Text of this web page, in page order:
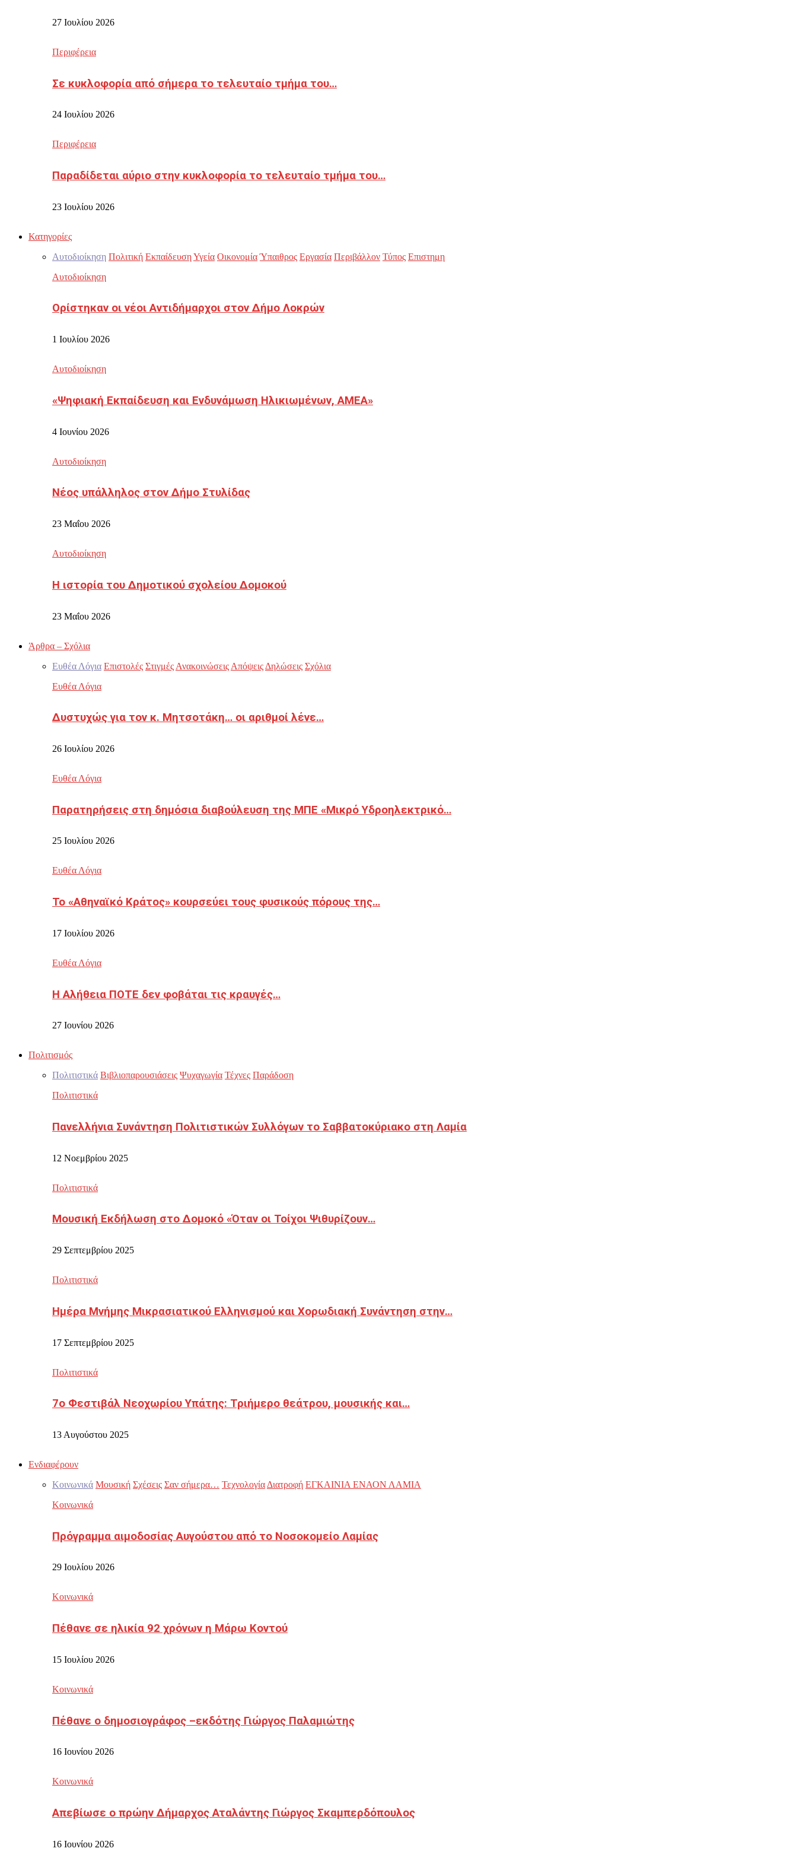
27 Ιουλίου 2026
Περιφέρεια
Σε κυκλοφορία από σήμερα το τελευταίο τμήμα του…
24 Ιουλίου 2026
Περιφέρεια
Παραδίδεται αύριο στην κυκλοφορία το τελευταίο τμήμα του…
23 Ιουλίου 2026
Κατηγορίες
Αυτοδιοίκηση Πολιτική ΕκπαίδευσηΥγεία Οικονομία Ύπαιθρος Εργασία Περιβάλλον Τύπος Επιστημη
Αυτοδιοίκηση
Ορίστηκαν οι νέοι Αντιδήμαρχοι στον Δήμο Λοκρών
1 Ιουλίου 2026
Αυτοδιοίκηση
«Ψηφιακή Εκπαίδευση και Ενδυνάμωση Ηλικιωμένων, ΑΜΕΑ»
4 Ιουνίου 2026
Αυτοδιοίκηση
Νέος υπάλληλος στον Δήμο Στυλίδας
23 Μαΐου 2026
Αυτοδιοίκηση
Η ιστορία του Δημοτικού σχολείου Δομοκού
23 Μαΐου 2026
Άρθρα – Σχόλια
Ευθέα Λόγια Επιστολές Στιγμές Ανακοινώσεις Απόψεις Δηλώσεις Σχόλια
Ευθέα Λόγια
Δυστυχώς για τον κ. Μητσοτάκη… οι αριθμοί λένε…
26 Ιουλίου 2026
Ευθέα Λόγια
Παρατηρήσεις στη δημόσια διαβούλευση της ΜΠΕ «Μικρό Υδροηλεκτρικό…
25 Ιουλίου 2026
Ευθέα Λόγια
Το «Αθηναϊκό Κράτος» κουρσεύει τους φυσικούς πόρους της…
17 Ιουλίου 2026
Ευθέα Λόγια
Η Αλήθεια ΠΟΤΕ δεν φοβάται τις κραυγές…
27 Ιουνίου 2026
Πολιτισμός
Πολιτιστικά Βιβλιοπαρουσιάσεις Ψυχαγωγία Τέχνες Παράδοση
Πολιτιστικά
Πανελλήνια Συνάντηση Πολιτιστικών Συλλόγων το Σαββατοκύριακο στη Λαμία
12 Νοεμβρίου 2025
Πολιτιστικά
Μουσική Εκδήλωση στο Δομοκό «Όταν οι Τοίχοι Ψιθυρίζουν…
29 Σεπτεμβρίου 2025
Πολιτιστικά
Ημέρα Μνήμης Μικρασιατικού Ελληνισμού και Χορωδιακή Συνάντηση στην…
17 Σεπτεμβρίου 2025
Πολιτιστικά
7ο Φεστιβάλ Νεοχωρίου Υπάτης: Τριήμερο θεάτρου, μουσικής και…
13 Αυγούστου 2025
Ενδιαφέρουν
Κοινωνικά Μουσική Σχέσεις Σαν σήμερα… Τεχνολογία Διατροφή ΕΓΚΑΙΝΙΑ ΕΝΑΟΝ ΛΑΜΙΑ
Κοινωνικά
Πρόγραμμα αιμοδοσίας Αυγούστου από το Νοσοκομείο Λαμίας
29 Ιουλίου 2026
Κοινωνικά
Πέθανε σε ηλικία 92 χρόνων η Μάρω Κοντού
15 Ιουλίου 2026
Κοινωνικά
Πέθανε ο δημοσιογράφος –εκδότης Γιώργος Παλαμιώτης
16 Ιουνίου 2026
Κοινωνικά
Απεβίωσε ο πρώην Δήμαρχος Αταλάντης Γιώργος Σκαμπερδόπουλος
16 Ιουνίου 2026